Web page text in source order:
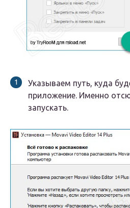
Указываем путь, куда
приложение. Именно
запускать.